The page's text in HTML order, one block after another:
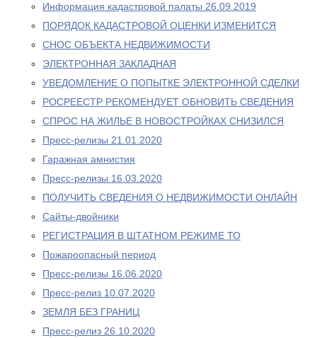
Информация кадастровой палаты 26.09.2019
ПОРЯДОК КАДАСТРОВОЙ ОЦЕНКИ ИЗМЕНИТСЯ
СНОС ОБЪЕКТА НЕДВИЖИМОСТИ
ЭЛЕКТРОННАЯ ЗАКЛАДНАЯ
УВЕДОМЛЕНИЕ О ПОПЫТКЕ ЭЛЕКТРОННОЙ СДЕЛКИ
РОСРЕЕСТР РЕКОМЕНДУЕТ ОБНОВИТЬ СВЕДЕНИЯ
СПРОС НА ЖИЛЬЕ В НОВОСТРОЙКАХ СНИЗИЛСЯ
Пресс-релизы 21.01.2020
Гаражная амнистия
Пресс-релизы 16.03.2020
ПОЛУЧИТЬ СВЕДЕНИЯ О НЕДВИЖИМОСТИ ОНЛАЙН
Сайты-двойники
РЕГИСТРАЦИЯ В ШТАТНОМ РЕЖИМЕ ТО
Пожароопасный период
Пресс-релизы 16.06.2020
Пресс-релиз 10.07.2020
ЗЕМЛЯ БЕЗ ГРАНИЦ
Пресс-релиз 26.10.2020